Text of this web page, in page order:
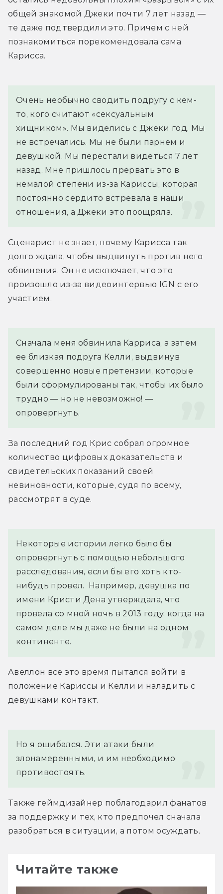
общей знакомой Джеки почти 7 лет назад —
те даже подтвердили это. Причем с ней
познакомиться порекомендовала сама
Карисса.
Очень необычно сводить подругу с кем-
то, кого считают «сексуальным
хищником». Мы виделись с Джеки год. Мы
не встречались. Мы не были парнем и
девушкой. Мы перестали видеться 7 лет
назад. Мне пришлось прервать это в
немалой степени из-за Кариссы, которая
постоянно сердито встревала в наши
отношения, а Джеки это поощряла.
Сценарист не знает, почему Карисса так
долго ждала, чтобы выдвинуть против него
обвинения. Он не исключает, что это
произошло из-за видеоинтервью IGN с его
участием.
Сначала меня обвинила Карриса, а затем
ее близкая подруга Келли, выдвинув
совершенно новые претензии, которые
были сформулированы так, чтобы их было
трудно — но не невозможно! —
опровергнуть.
За последний год Крис собрал огромное
количество цифровых доказательств и
свидетельских показаний своей
невиновности, которые, судя по всему,
рассмотрят в суде.
Некоторые истории легко было бы
опровергнуть с помощью небольшого
расследования, если бы его хоть кто-
нибудь провел.  Например, девушка по
имени Кристи Дена утверждала, что
провела со мной ночь в 2013 году, когда на
самом деле мы даже не были на одном
континенте.
Авеллон все это время пытался войти в
положение Кариссы и Келли и наладить с
девушками контакт.
Но я ошибался. Эти атаки были
злонамеренными, и им необходимо
противостоять.
Также геймдизайнер поблагодарил фанатов
за поддержку и тех, кто предпочел сначала
разобраться в ситуации, а потом осуждать.
Читайте также